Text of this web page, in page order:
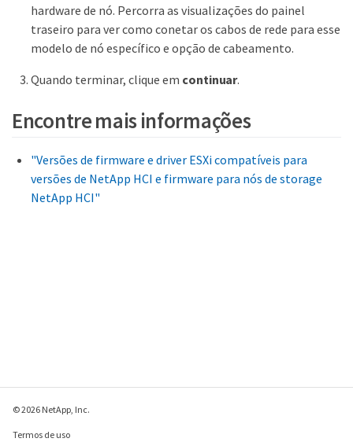
hardware de nó. Percorra as visualizações do painel
traseiro para ver como conetar os cabos de rede para esse
modelo de nó específico e opção de cabeamento.
Quando terminar, clique em continuar.
Encontre mais informações
"Versões de firmware e driver ESXi compatíveis para
versões de NetApp HCI e firmware para nós de storage
NetApp HCI"
© 2026 NetApp, Inc.
Termos de uso